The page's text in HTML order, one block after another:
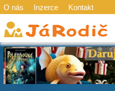
O nás Inzerce Kontakt